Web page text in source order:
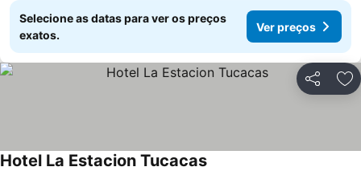
Selecione as datas para ver os preços
exatos.
Ver preços
Partilhar
Hotel La Estacion Tucacas